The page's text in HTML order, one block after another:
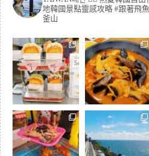
地韓國景點靈感攻略 #跟著飛
釜山